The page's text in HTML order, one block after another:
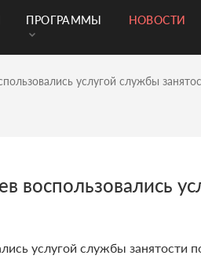
ПРОГРАММЫ НОВОСТИ
услугой службы
воспользовались
услугой службы